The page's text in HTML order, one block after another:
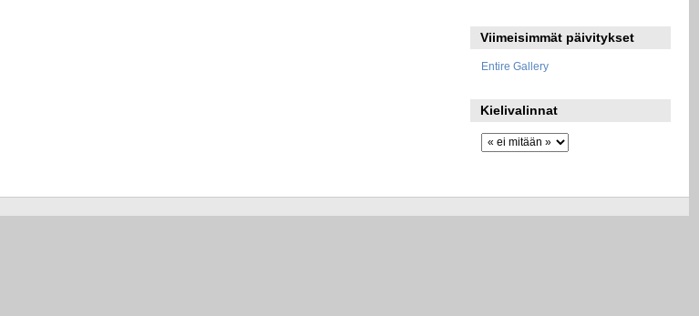
Viimeisimmät päivitykset
Entire Gallery
Kielivalinnat